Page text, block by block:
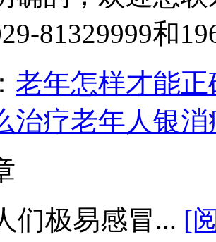
81329999和
老年怎样才能
治疗老年人银消
极易感冒... [